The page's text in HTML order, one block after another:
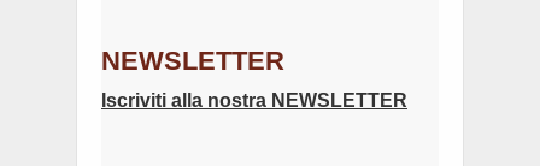
NEWSLETTER
Iscriviti alla nostra NEWSLETTER